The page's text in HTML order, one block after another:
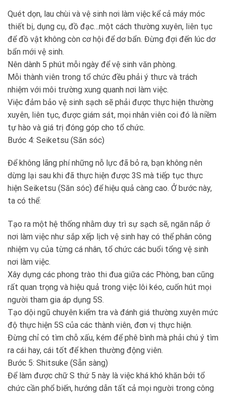
Quét dọn, lau chùi và vệ sinh nơi làm việc kể cả máy móc
thiết bị, dụng cụ, đồ đạc…một cách thường xuyên, liên tục
để đồ vật không còn cơ hội để dơ bẩn. Đừng đợi đến lúc dơ
bẩn mới vệ sinh.
Nên dành 5 phút mỗi ngày để vệ sinh văn phòng.
Mỗi thành viên trong tổ chức đều phải ý thưc và trách
nhiệm với môi trường xung quanh nơi làm việc.
Việc đảm bảo vệ sinh sạch sẽ phải được thực hiện thường
xuyên, liên tục, được giám sát, mọi nhân viên coi đó là niềm
tự hào và giá trị đóng góp cho tổ chức.
Bước 4: Seiketsu (Săn sóc)
Để không lãng phí những nỗ lực đã bỏ ra, bạn không nên
dừng lại sau khi đã thực hiện được 3S mà tiếp tục thực
hiện Seiketsu (Săn sóc) để hiệu quả càng cao. Ở bước này,
ta có thể:
Tạo ra một hệ thống nhằm duy trì sự sạch sẽ, ngăn nắp ở
nơi làm việc như sắp xếp lịch vệ sinh hay có thể phân công
nhiệm vụ của từng cá nhân, tổ chức các buổi tổng vệ sinh
nơi làm việc.
Xây dựng các phong trào thi đua giữa các Phòng, ban cũng
rất quan trọng và hiệu quả trong việc lôi kéo, cuốn hút mọi
người tham gia áp dụng 5S.
Tạo dội ngũ chuyên kiểm tra và đánh giá thường xuyên mức
độ thực hiện 5S của các thành viên, đơn vị thực hiện.
Đừng chỉ có tìm chỗ xấu, kém để phê bình mà phải chú ý tìm
ra cái hay, cái tốt để khen thường động viên.
Bước 5: Shitsuke (Sẵn sàng)
Để làm được chữ S thứ 5 này là việc khá khó khăn bởi tổ
chức cần phổ biến, hướng dẫn tất cả mọi người trong công